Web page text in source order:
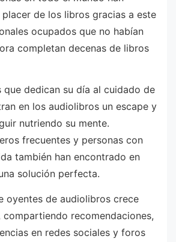
de los libros gracias a este
ocupados que no habían
completan decenas de libros
que dedican su día al cuidado de
en los audiolibros un escape y
nutriendo su mente.
frecuentes y personas con
también han encontrado en
solución perfecta.
oyentes de audiolibros crece
compartiendo recomendaciones,
en redes sociales y foros